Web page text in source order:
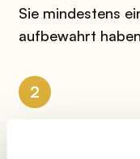
Sie mindestens
aufbewahrt
2
und fügen Sie